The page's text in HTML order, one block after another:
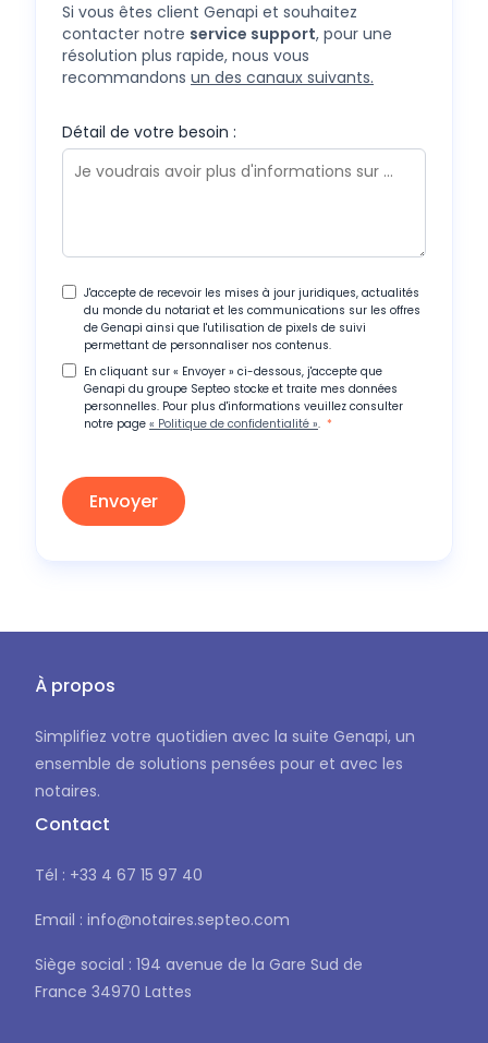
Si vous êtes client Genapi et souhaitez
contacter notre service support, pour une
résolution plus rapide, nous vous
recommandons un des canaux suivants.
Détail de votre besoin :
J'accepte de recevoir les mises à jour juridiques, actualités
du monde du notariat et les communications sur les offres
de Genapi ainsi que l'utilisation de pixels de suivi
permettant de personnaliser nos contenus.
En cliquant sur « Envoyer » ci-dessous, j'accepte que
Genapi du groupe Septeo stocke et traite mes données
personnelles. Pour plus d'informations veuillez consulter
notre page « Politique de confidentialité ». *
À propos
Simplifiez votre quotidien avec la suite Genapi, un
ensemble de solutions pensées pour et avec les
notaires.
Contact
Tél : +33 4 67 15 97 40
Email : info@notaires.septeo.com
Siège social : 194 avenue de la Gare Sud de
France 34970 Lattes